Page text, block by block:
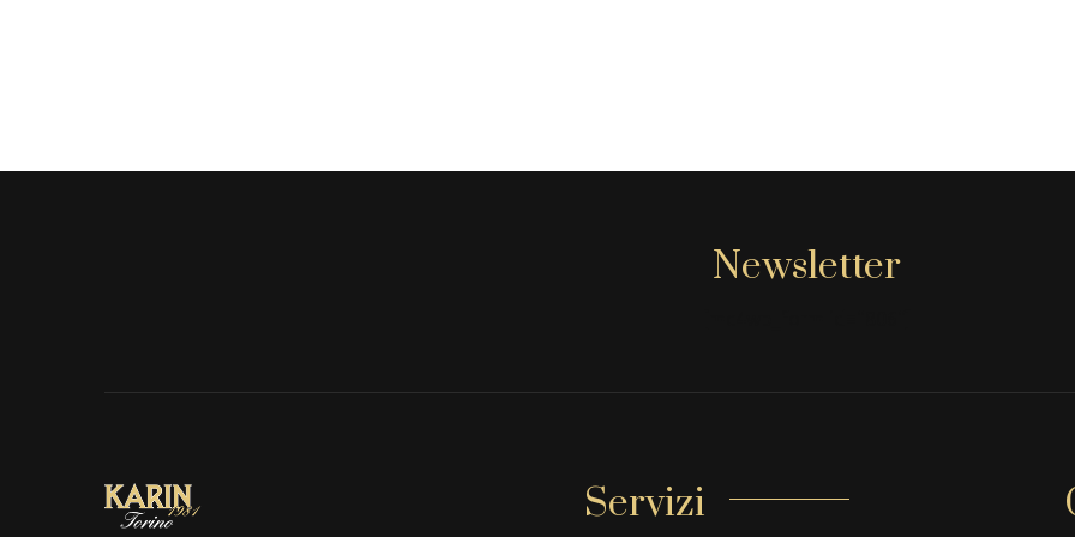
Newsletter
Servizi